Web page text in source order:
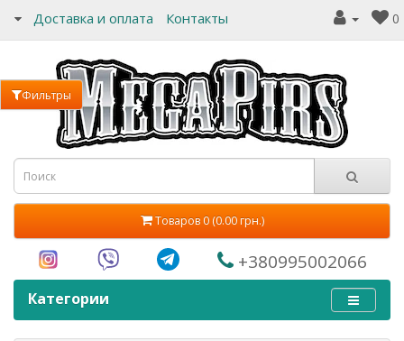
Доставка и оплата Контакты 0
Товаров 0 (0.00 грн.)
+380995002066
Категории
Фильтры